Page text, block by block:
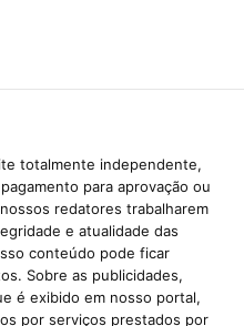
totalmente independente,
para aprovação ou
redatores trabalharem
e atualidade das
conteúdo pode ficar
Sobre as publicidades,
é exibido em nosso portal,
por serviços prestados por